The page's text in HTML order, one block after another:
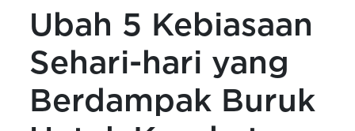
Ubah 5 Kebiasaan
Sehari-hari yang
Berdampak Buruk